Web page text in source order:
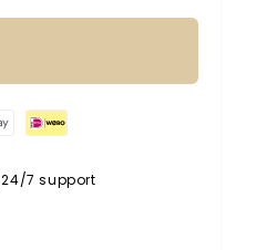
24/7 support